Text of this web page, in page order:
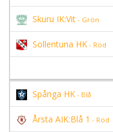
Skuru IK:Vit - Grön
Sollentuna HK - Röd
Spånga HK - Blå
Årsta AIK:Blå 1 - Röd